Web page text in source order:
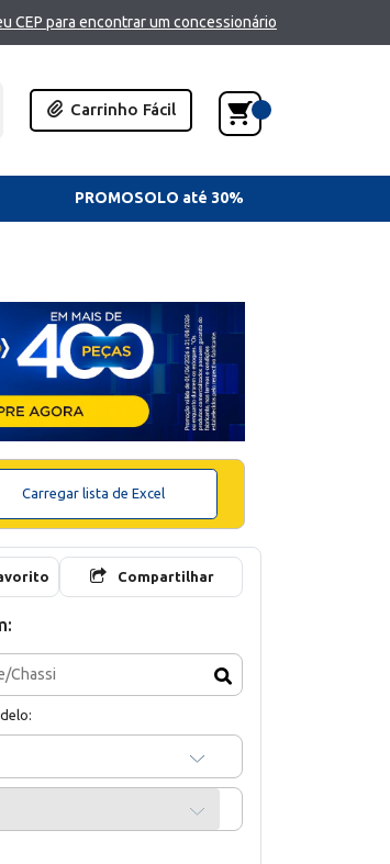
CEP para encontrar um concessionário
Carrinho Fácil
PROMOSOLO até 30%
Carregar lista de Excel
Compartilhar